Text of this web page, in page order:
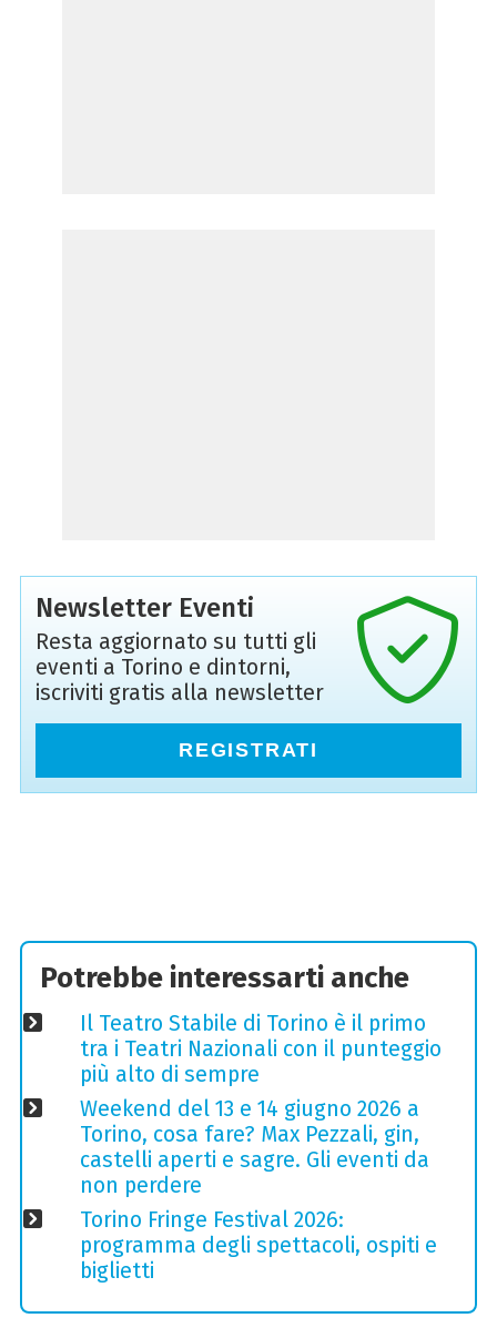
Newsletter Eventi
Resta aggiornato su tutti gli
eventi a Torino e dintorni,
iscriviti gratis alla newsletter
REGISTRATI
Potrebbe interessarti anche
Il Teatro Stabile di Torino è il primo
tra i Teatri Nazionali con il punteggio
più alto di sempre
Weekend del 13 e 14 giugno 2026 a
Torino, cosa fare? Max Pezzali, gin,
castelli aperti e sagre. Gli eventi da
non perdere
Torino Fringe Festival 2026:
programma degli spettacoli, ospiti e
biglietti